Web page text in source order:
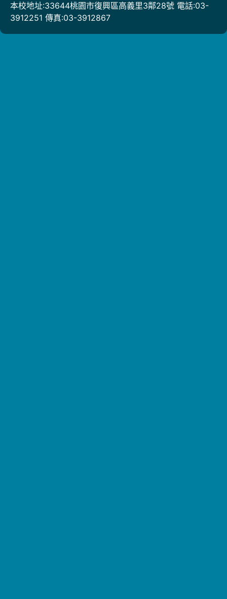
本校地址:33644桃園市復興區高義里3鄰28號 電話:03-
3912251 傳真:03-3912867